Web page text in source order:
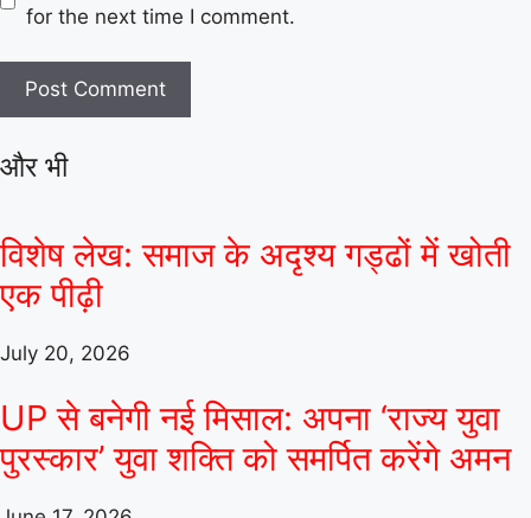
for the next time I comment.
और भी
विशेष लेख: समाज के अदृश्य गड्ढों में खोती
एक पीढ़ी
July 20, 2026
UP से बनेगी नई मिसाल: अपना ‘राज्य युवा
पुरस्कार’ युवा शक्ति को समर्पित करेंगे अमन